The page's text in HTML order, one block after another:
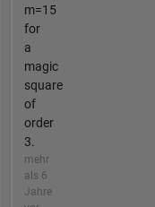
m=15
for
a
magic
square
of
order
3.
mehr
als 6
Jahre